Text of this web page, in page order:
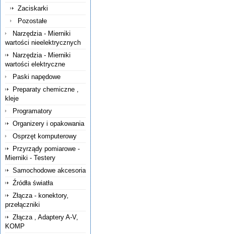
Zaciskarki
Pozostałe
Narzędzia - Mierniki
wartości nieelektrycznych
Narzędzia - Mierniki
wartości elektryczne
Paski napędowe
Preparaty chemiczne ,
kleje
Programatory
Organizery i opakowania
Osprzęt komputerowy
Przyrządy pomiarowe -
Mierniki - Testery
Samochodowe akcesoria
Źródła światła
Złącza - konektory,
przełączniki
Złącza , Adaptery A-V,
KOMP